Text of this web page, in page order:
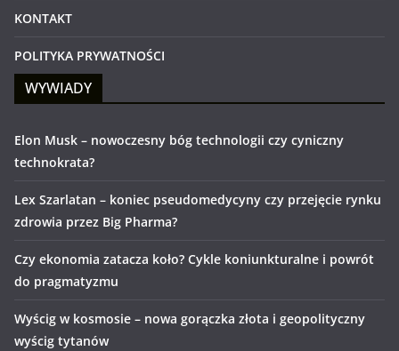
KONTAKT
POLITYKA PRYWATNOŚCI
WYWIADY
Elon Musk – nowoczesny bóg technologii czy cyniczny
technokrata?
Lex Szarlatan – koniec pseudomedycyny czy przejęcie rynku
zdrowia przez Big Pharma?
Czy ekonomia zatacza koło? Cykle koniunkturalne i powrót
do pragmatyzmu
Wyścig w kosmosie – nowa gorączka złota i geopolityczny
wyścig tytanów